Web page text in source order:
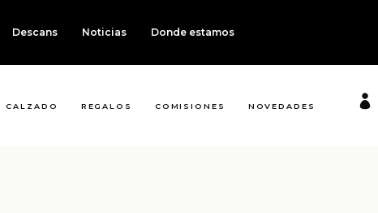
Descans Noticias Donde estamos
CALZADO REGALOS COMISIONES NOVEDADES